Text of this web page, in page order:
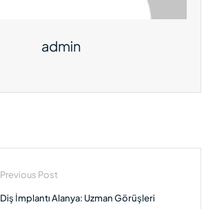
admin
Previous Post
Diş İmplantı Alanya: Uzman Görüşleri